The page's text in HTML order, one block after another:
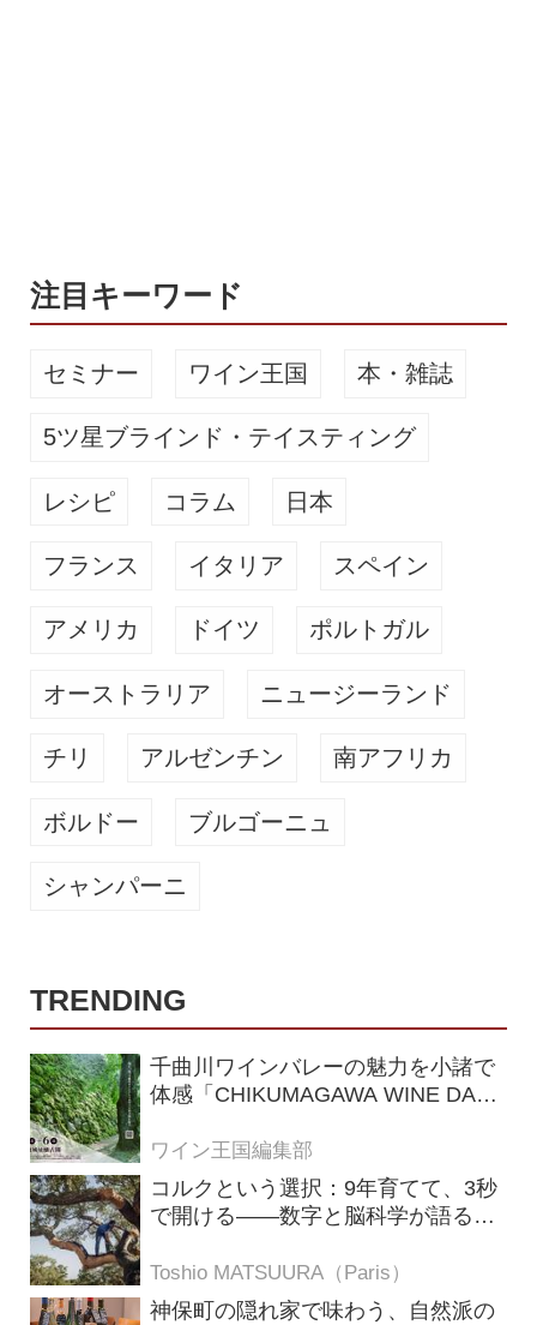
注目キーワード
セミナー ワイン王国 本・雑誌
5ツ星ブラインド・テイスティング
レシピ コラム 日本
フランス イタリア スペイン
アメリカ ドイツ ポルトガル
オーストラリア ニュージーランド
チリ アルゼンチン 南アフリカ
ボルドー ブルゴーニュ
シャンパーニ
TRENDING
千曲川ワインバレーの魅力を小諸で
体感「CHIKUMAGAWA WINE DAYS
ワイン王国編集部
コルクという選択：9年育てて、3秒
で開ける——数字と脳科学が語る栓
Toshio MATSUURA（Paris）
神保町の隠れ家で味わう、自然派の